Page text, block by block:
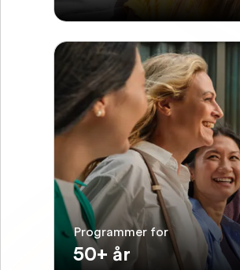
Programmer for
50+ år